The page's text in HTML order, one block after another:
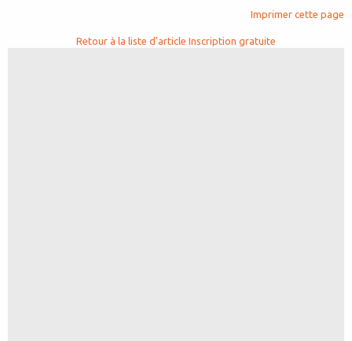
Imprimer cette page
Retour à la liste d'article Inscription gratuite